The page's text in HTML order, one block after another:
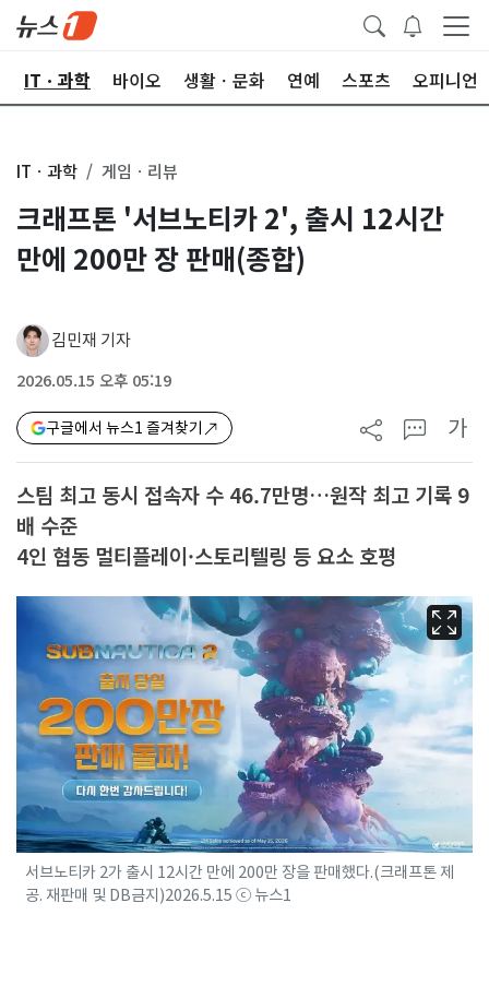
ITㆍ과학 바이오 생활ㆍ문화 연예 스포츠 오피니언
ITㆍ과학 게임ㆍ리뷰
크래프톤 '서브노티카 2', 출시 12시간
만에 200만 장 판매(종합)
김민재 기자
2026.05.15 오후 05:19
구글에서 뉴스1 즐겨찾기 가
스팀 최고 동시 접속자 수 46.7만명…원작 최고 기록 9
배 수준
4인 협동 멀티플레이·스토리텔링 등 요소 호평
서브노티카 2가 출시 12시간 만에 200만 장을 판매했다.(크래프톤 제
공. 재판매 및 DB금지)2026.5.15 ⓒ 뉴스1